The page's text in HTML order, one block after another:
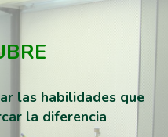
las habilidades que
la diferencia